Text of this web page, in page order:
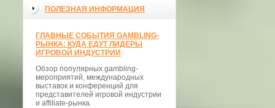
ПОЛЕЗНАЯ ИНФОРМАЦИЯ
ГЛАВНЫЕ СОБЫТИЯ GAMBLING-
РЫНКА: КУДА ЕДУТ ЛИДЕРЫ
ИГРОВОЙ ИНДУСТРИИ
Обзор популярных gambling-
мероприятий, международных
выставок и конференций для
представителей игровой индустрии
и affiliate-рынка.